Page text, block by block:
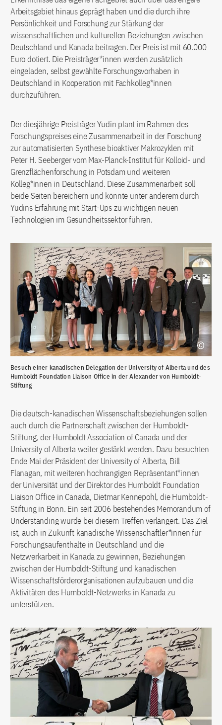
Arbeitsgebiet hinaus geprägt haben und die durch ihre
Persönlichkeit und Forschung zur Stärkung der
wissenschaftlichen und kulturellen Beziehungen zwischen
Deutschland und Kanada beitragen. Der Preis ist mit 60.000
Euro dotiert. Die Preisträger*innen werden zusätzlich
eingeladen, selbst gewählte Forschungsvorhaben in
Deutschland in Kooperation mit Fachkolleg*innen
durchzuführen.
Der diesjährige Preisträger Yudin plant im Rahmen des
Forschungspreises eine Zusammenarbeit in der Forschung
zur automatisierten Synthese bioaktiver Makrozyklen mit
Peter H. Seeberger vom Max-Planck-Institut für Kolloid- und
Grenzflächenforschung in Potsdam und weiteren
Kolleg*innen in Deutschland. Diese Zusammenarbeit soll
beide Seiten bereichern und könnte unter anderem durch
Yudins Erfahrung mit Start-Ups zu wichtigen neuen
Technologien im Gesundheitssektor führen.
Besuch einer kanadischen Delegation der University of Alberta und des
Humboldt Foundation Liaison Office in der Alexander von Humboldt-
Stiftung
Die deutsch-kanadischen Wissenschaftsbeziehungen sollen
auch durch die Partnerschaft zwischen der Humboldt-
Stiftung, der Humboldt Association of Canada und der
University of Alberta weiter gestärkt werden. Dazu besuchten
Ende Mai der Präsident der University of Alberta, Bill
Flanagan, mit weiteren hochrangigen Repräsentant*innen
der Universität und der Direktor des Humboldt Foundation
Liaison Office in Canada, Dietmar Kennepohl, die Humboldt-
Stiftung in Bonn. Ein seit 2006 bestehendes Memorandum of
Understanding wurde bei diesem Treffen verlängert. Das Ziel
ist, auch in Zukunft kanadische Wissenschaftler*innen für
Forschungsaufenthalte in Deutschland und die
Netzwerkarbeit in Kanada zu gewinnen, Beziehungen
zwischen der Humboldt-Stiftung und kanadischen
Wissenschaftsförderorganisationen aufzubauen und die
Aktivitäten des Humboldt-Netzwerks in Kanada zu
unterstützen.